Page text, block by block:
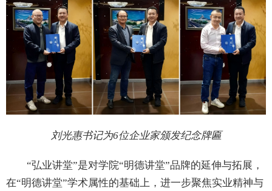
刘光惠书记为6位企业家颁发纪念牌匾
“弘业讲堂”是对学院“明德讲堂”品牌的延伸与拓展，
在“明德讲堂”学术属性的基础上，进一步聚焦实业精神与